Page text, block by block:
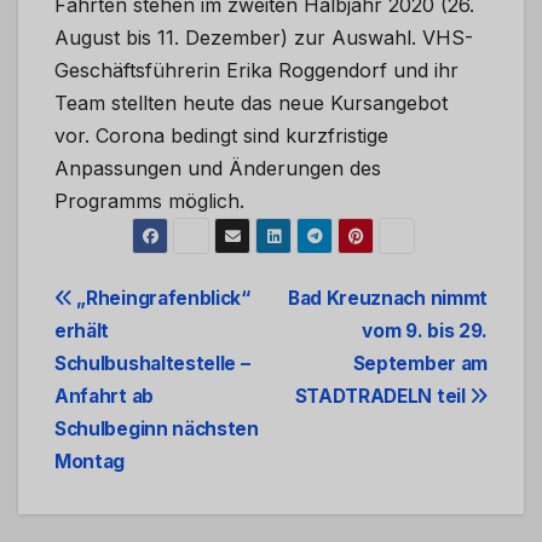
Fahrten stehen im zweiten Halbjahr 2020 (26.
August bis 11. Dezember) zur Auswahl. VHS-
Geschäftsführerin Erika Roggendorf und ihr
Team stellten heute das neue Kursangebot
vor. Corona bedingt sind kurzfristige
Anpassungen und Änderungen des
Programms möglich.
Beitrags-
Navigation
Bad Kreuznach nimmt
vom 9. bis 29.
September am
STADTRADELN teil
„Rheingrafenblick“
erhält
Schulbushaltestelle –
Anfahrt ab
Schulbeginn nächsten
Montag